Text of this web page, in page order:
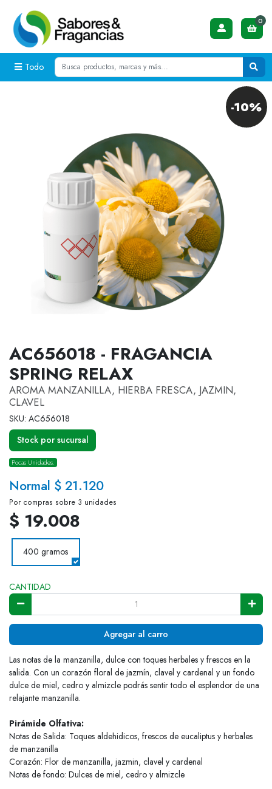
Todo
0
-10%
AC656018 - FRAGANCIA
SPRING RELAX
AROMA MANZANILLA, HIERBA FRESCA, JAZMIN,
CLAVEL
SKU: AC656018
Stock por sucursal
Pocas Unidades.
Normal $ 21.120
Por compras sobre 3 unidades
$ 19.008
400 gramos
CANTIDAD
Agregar al carro
Las notas de la manzanilla, dulce con toques herbales y frescos en la
salida. Con un corazón floral de jazmín, clavel y cardenal y un fondo
dulce de miel, cedro y almizcle podrás sentir todo el esplendor de una
relajante manzanilla.
Pirámide Olfativa:
Notas de Salida: Toques aldehidicos, frescos de eucaliptus y herbales
de manzanilla
Corazón: Flor de manzanilla, jazmin, clavel y cardenal
Notas de fondo: Dulces de miel, cedro y almizcle